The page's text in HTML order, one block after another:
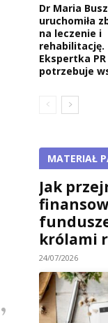
Dr Maria
uruchomiła
na leczenie i
rehabilitację.
Ekspertka PR
potrzebuje
MATERIAŁ
Jak
królami
24/07/2026